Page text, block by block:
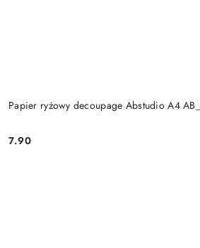
Papier ryżowy decoupage Abstudio A4
Cena:
7.90